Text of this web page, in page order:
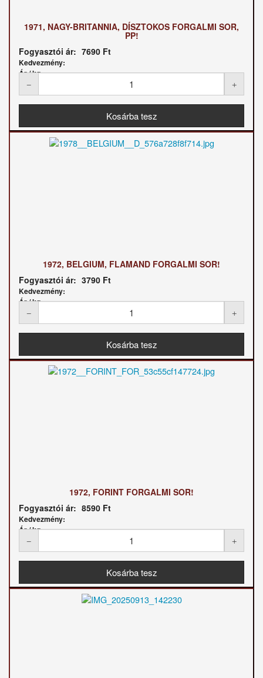
1971, NAGY-BRITANNIA, DÍSZTOKOS FORGALMI SOR,
PP!
Fogyasztói ár: 7690 Ft
Kedvezmény:
Ár / kg:
1972, BELGIUM, FLAMAND FORGALMI SOR!
Fogyasztói ár: 3790 Ft
Kedvezmény:
Ár / kg:
1972, FORINT FORGALMI SOR!
Fogyasztói ár: 8590 Ft
Kedvezmény:
Ár / kg: